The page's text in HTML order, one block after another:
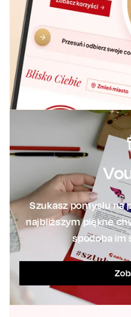
Szukasz pomysłu na
najbliższym piękne
spodoba im